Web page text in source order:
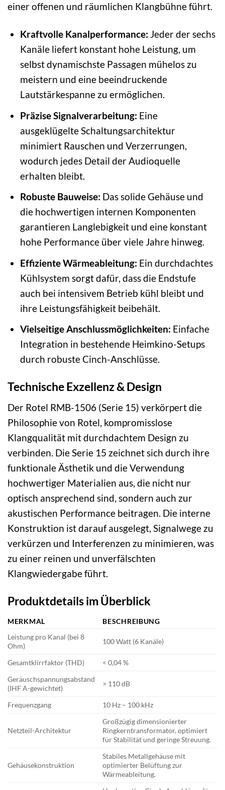
einer offenen und räumlichen Klangbühne führt.
Kraftvolle Kanalperformance: Jeder der sechs
Kanäle liefert konstant hohe Leistung, um
selbst dynamischste Passagen mühelos zu
meistern und eine beeindruckende
Lautstärkespanne zu ermöglichen.
Präzise Signalverarbeitung: Eine
ausgeklügelte Schaltungsarchitektur
minimiert Rauschen und Verzerrungen,
wodurch jedes Detail der Audioquelle
erhalten bleibt.
Robuste Bauweise: Das solide Gehäuse und
die hochwertigen internen Komponenten
garantieren Langlebigkeit und eine konstant
hohe Performance über viele Jahre hinweg.
Effiziente Wärmeableitung: Ein durchdachtes
Kühlsystem sorgt dafür, dass die Endstufe
auch bei intensivem Betrieb kühl bleibt und
ihre Leistungsfähigkeit beibehält.
Vielseitige Anschlussmöglichkeiten: Einfache
Integration in bestehende Heimkino-Setups
durch robuste Cinch-Anschlüsse.
Technische Exzellenz & Design
Der Rotel RMB-1506 (Serie 15) verkörpert die
Philosophie von Rotel, kompromisslose
Klangqualität mit durchdachtem Design zu
verbinden. Die Serie 15 zeichnet sich durch ihre
funktionale Ästhetik und die Verwendung
hochwertiger Materialien aus, die nicht nur
optisch ansprechend sind, sondern auch zur
akustischen Performance beitragen. Die interne
Konstruktion ist darauf ausgelegt, Signalwege zu
verkürzen und Interferenzen zu minimieren, was
zu einer reinen und unverfälschten
Klangwiedergabe führt.
Produktdetails im Überblick
MERKMAL
BESCHREIBUNG
Leistung pro Kanal (bei 8
Ohm)
100 Watt (6 Kanäle)
Gesamtklirrfaktor (THD)
< 0,04 %
Geräuschspannungsabstand
(IHF A-gewichtet)
> 110 dB
Frequenzgang 10 Hz – 100 kHz
Netzteil-Architektur
Großzügig dimensionierter
Ringkerntransformator, optimiert
für Stabilität und geringe Streuung.
Gehäusekonstruktion
Stabiles Metallgehäuse mit
optimierter Belüftung zur
Wärmeableitung.